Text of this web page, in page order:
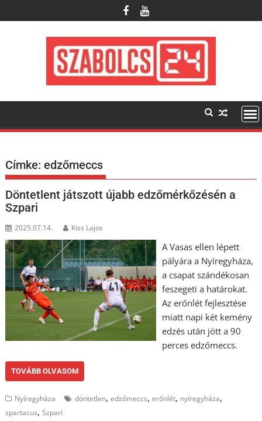
to
Címke:edzőmeccs
Döntetlent játszott újabb edzőmérkőzésén a
Szpari
2025.07.14. Kiss Lajos
A Vasas ellen lépett
pályára a Nyíregyháza,
a csapat szándékosan
feszegeti a határokat.
Az erőnlét fejlesztése
miatt napi két kemény
edzés után jött a 90
perces edzőmeccs.
TOVÁBB OLVASOM
Nyíregyháza döntetlen,edzőmeccs,erőnlét, nyíregyháza,
spartacus,Szpari